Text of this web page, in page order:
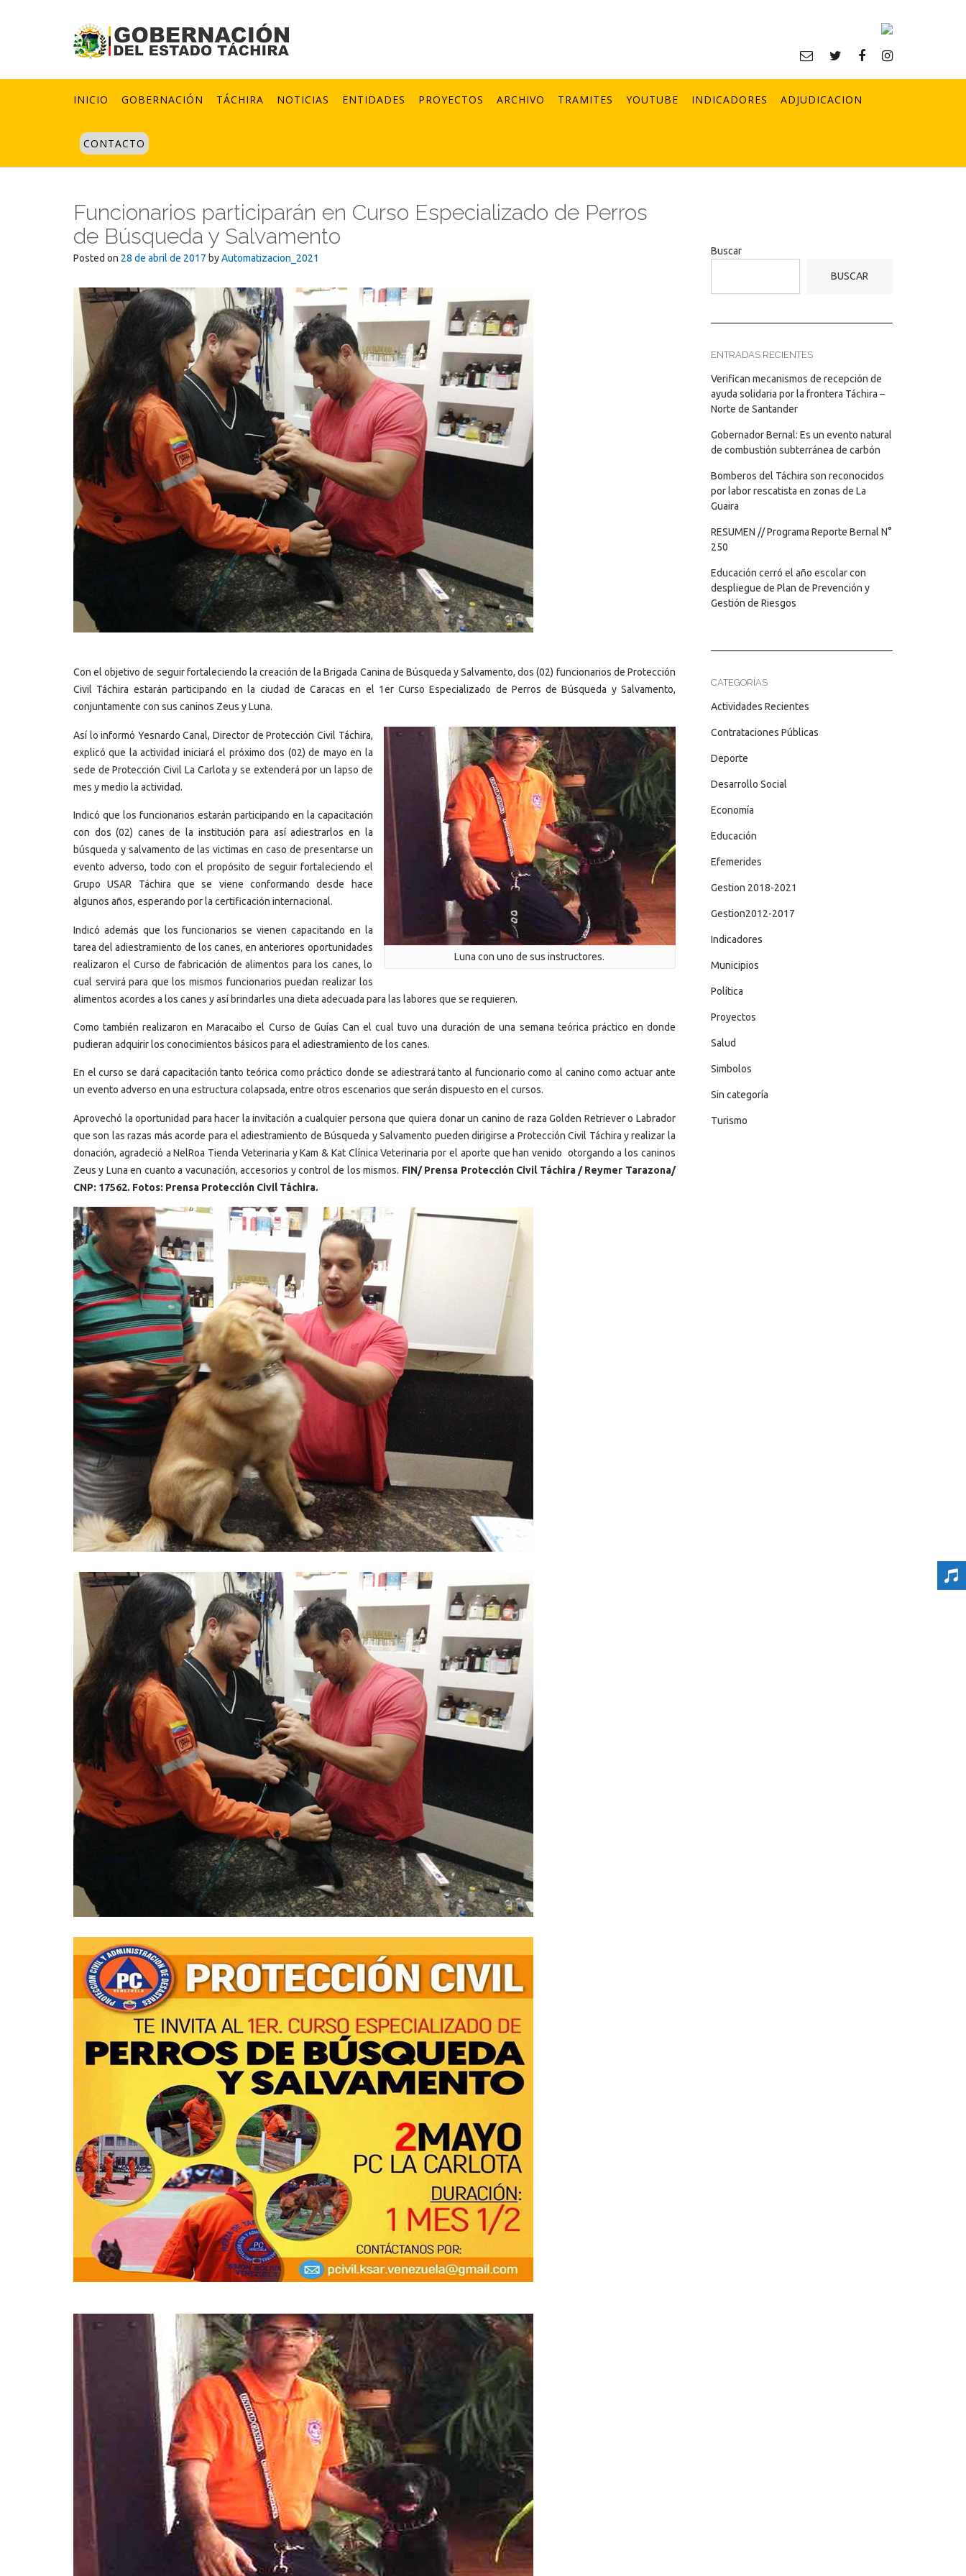
INICIO GOBERNACIÓN TÁCHIRA NOTICIAS ENTIDADES PROYECTOS ARCHIVO TRAMITES YOUTUBE INDICADORES ADJUDICACION
CONTACTO
Funcionarios participarán en Curso Especializado de Perros
de Búsqueda y Salvamento
Posted on 28 de abril de 2017 byAutomatizacion_2021
Con el objetivo de seguir fortaleciendo la creación de la Brigada Canina de Búsqueda y Salvamento, dos (02) funcionarios de Protección
Civil Táchira estarán participando en la ciudad de Caracas en el 1er Curso Especializado de Perros de Búsqueda y Salvamento,
conjuntamente con sus caninos Zeus y Luna.
Luna con uno de sus instructores.
Así lo informó Yesnardo Canal, Director de Protección Civil Táchira,
explicó que la actividad iniciará el próximo dos (02) de mayo en la
sede de Protección Civil La Carlota y se extenderá por un lapso de
mes y medio la actividad.
Indicó que los funcionarios estarán participando en la capacitación
con dos (02) canes de la institución para así adiestrarlos en la
búsqueda y salvamento de las victimas en caso de presentarse un
evento adverso, todo con el propósito de seguir fortaleciendo el
Grupo USAR Táchira que se viene conformando desde hace
algunos años, esperando por la certificación internacional.
Indicó además que los funcionarios se vienen capacitando en la
tarea del adiestramiento de los canes, en anteriores oportunidades
realizaron el Curso de fabricación de alimentos para los canes, lo
cual servirá para que los mismos funcionarios puedan realizar los
alimentos acordes a los canes y así brindarles una dieta adecuada para las labores que se requieren.
Como también realizaron en Maracaibo el Curso de Guías Can el cual tuvo una duración de una semana teórica práctico en donde
pudieran adquirir los conocimientos básicos para el adiestramiento de los canes.
En el curso se dará capacitación tanto teórica como práctico donde se adiestrará tanto al funcionario como al canino como actuar ante
un evento adverso en una estructura colapsada, entre otros escenarios que serán dispuesto en el cursos.
Aprovechó la oportunidad para hacer la invitación a cualquier persona que quiera donar un canino de raza Golden Retriever o Labrador
que son las razas más acorde para el adiestramiento de Búsqueda y Salvamento pueden dirigirse a Protección Civil Táchira y realizar la
donación, agradeció a NelRoa Tienda Veterinaria y Kam & Kat Clínica Veterinaria por el aporte que han venido otorgando a los caninos
Zeus y Luna en cuanto a vacunación, accesorios y control de los mismos. FIN/ Prensa Protección Civil Táchira / Reymer Tarazona/
CNP: 17562. Fotos: Prensa Protección Civil Táchira.
Buscar
BUSCAR
ENTRADAS RECIENTES
Verifican mecanismos de recepción de
ayuda solidaria por la frontera Táchira –
Norte de Santander
Gobernador Bernal: Es un evento natural
de combustión subterránea de carbón
Bomberos del Táchira son reconocidos
por labor rescatista en zonas de La
Guaira
RESUMEN // Programa Reporte Bernal N°
250
Educación cerró el año escolar con
despliegue de Plan de Prevención y
Gestión de Riesgos
CATEGORÍAS
Actividades Recientes
Contrataciones Públicas
Deporte
Desarrollo Social
Economía
Educación
Efemerides
Gestion 2018-2021
Gestion2012-2017
Indicadores
Municipios
Política
Proyectos
Salud
Simbolos
Sin categoría
Turismo